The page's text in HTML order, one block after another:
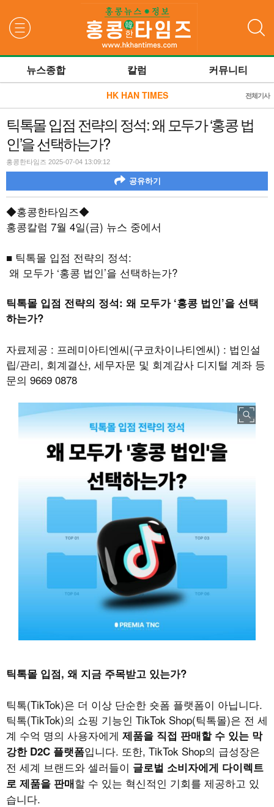
뉴스종합 칼럼 커뮤니티
HK HAN TIMES 전체기사
틱톡몰 입점 전략의 정석: 왜 모두가 ‘홍콩 법
인’을 선택하는가?
홍콩한타임즈 2025-07-04 13:09:12
공유하기
◆홍콩한타임즈◆
홍콩칼럼 7월 4일(금) 뉴스 중에서
■ 틱톡몰 입점 전략의 정석:
왜 모두가 ‘홍콩 법인’을 선택하는가?
틱톡몰 입점 전략의 정석: 왜 모두가 ‘홍콩 법인’을 선택
하는가?
자료제공 : 프레미아티엔씨(구코차이나티엔씨) : 법인설
립/관리, 회계결산, 세무자문 및 회계감사 디지털 계좌 등
문의 9669 0878
틱톡몰 입점, 왜 지금 주목받고 있는가?
틱톡(TikTok)은 더 이상 단순한 숏폼 플랫폼이 아닙니다.
틱톡(TikTok)의 쇼핑 기능인 TikTok Shop(틱톡몰)은 전 세
계 수억 명의 사용자에게 제품을 직접 판매할 수 있는 막
강한 D2C 플랫폼입니다. 또한, TikTok Shop의 급성장은
전 세계 브랜드와 셀러들이 글로벌 소비자에게 다이렉트
로 제품을 판매할 수 있는 혁신적인 기회를 제공하고 있
습니다.